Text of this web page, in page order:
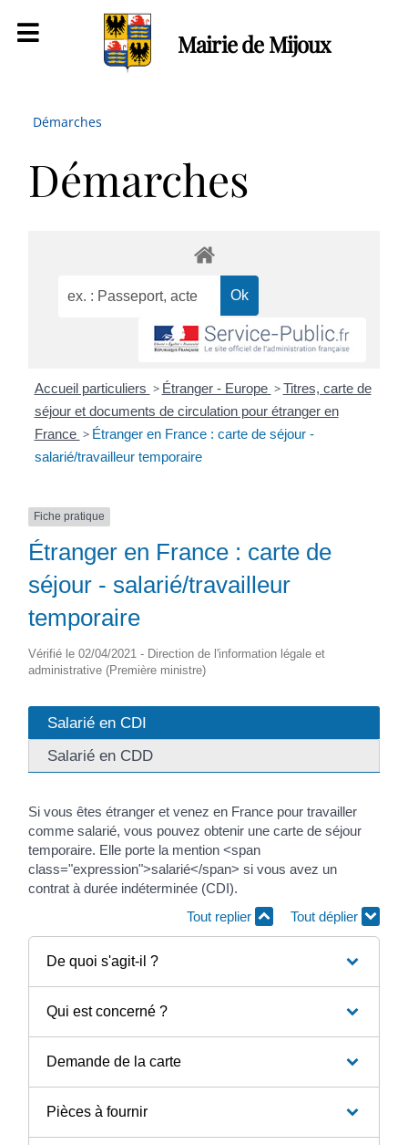
Mairie de Mijoux
Démarches
Démarches
Accueil particuliers > Étranger - Europe > Titres, carte de
séjour et documents de circulation pour étranger en
France > Étranger en France : carte de séjour -
salarié/travailleur temporaire
Fiche pratique
Étranger en France : carte de
séjour - salarié/travailleur
temporaire
Vérifié le 02/04/2021 - Direction de l'information légale et
administrative (Première ministre)
Salarié en CDI
Salarié en CDD
Si vous êtes étranger et venez en France pour travailler
comme salarié, vous pouvez obtenir une carte de séjour
temporaire. Elle porte la mention <span
class="expression">salarié</span> si vous avez un
contrat à durée indéterminée (CDI).
Tout replier
Tout déplier
De quoi s'agit-il ?
Qui est concerné ?
Demande de la carte
Pièces à fournir